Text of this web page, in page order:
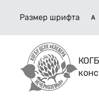
Размер шрифта A